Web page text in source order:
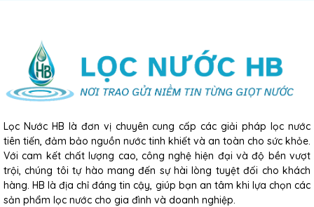
Lọc Nước HB là đơn vị chuyên cung cấp các giải pháp lọc nước
tiên tiến, đảm bảo nguồn nước tinh khiết và an toàn cho sức khỏe.
Với cam kết chất lượng cao, công nghệ hiện đại và độ bền vượt
trội, chúng tôi tự hào mang đến sự hài lòng tuyệt đối cho khách
hàng. HB là địa chỉ đáng tin cậy, giúp bạn an tâm khi lựa chọn các
sản phẩm lọc nước cho gia đình và doanh nghiệp.